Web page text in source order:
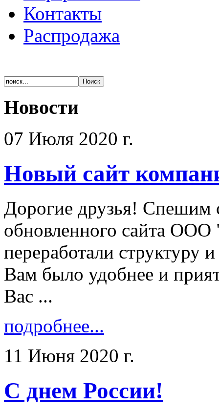
Контакты
Распродажа
Новости
07 Июля 2020 г.
Новый сайт
Дорогие друзья! Спешим
обновленного сайта
переработали структуру
Вам было удобнее и
Вас ...
подробнее...
11 Июня 2020 г.
С днем России!